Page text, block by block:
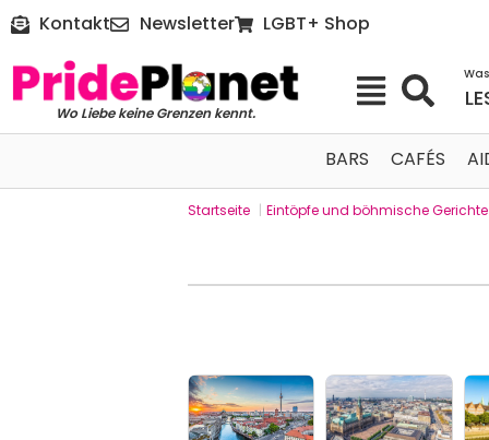
Kontakt Newsletter LGBT+ Shop
Wo Liebe keine Grenzen kennt.
BARS CAFÉS
Startseite | Eintöpfe und böhmische Gerichte